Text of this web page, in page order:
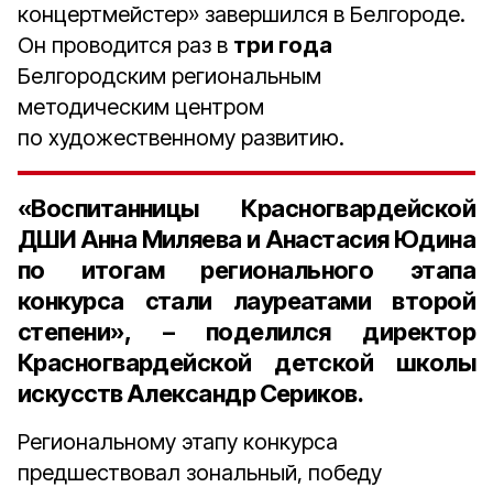
концертмейстер» завершился в Белгороде.
Он проводится раз в три года
Белгородским региональным
методическим центром
по художественному развитию.
«Воспитанницы Красногвардейской
ДШИАнна Миляева и Анастасия Юдина
по итогам регионального этапа
конкурса стали лауреатами второй
степени», – поделился директор
Красногвардейской детской школы
искусств Александр Сериков.
Региональному этапу конкурса
предшествовал зональный, победу